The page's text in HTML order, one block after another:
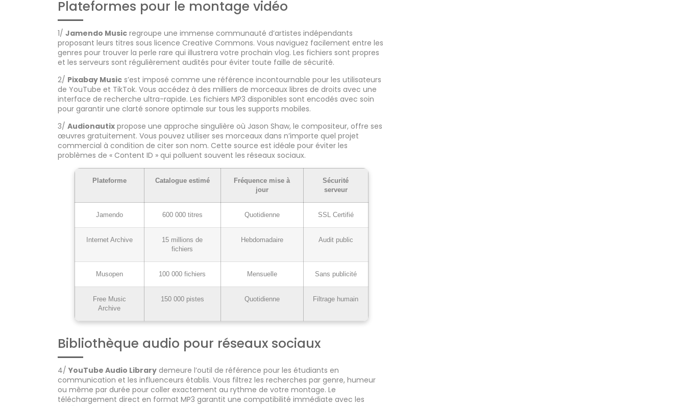
Plateformes pour le montage vidéo
1/Jamendo Music regroupe une immense communauté d’artistes indépendants
proposant leurs titres sous licence Creative Commons. Vous naviguez facilement entre les
genres pour trouver la perle rare qui illustrera votre prochain vlog. Les fichiers sont propres
et les serveurs sont régulièrement audités pour éviter toute faille de sécurité.
2/ Pixabay Music s’est imposé comme une référence incontournable pour les utilisateurs
de YouTube et TikTok. Vous accédez à des milliers de morceaux libres de droits avec une
interface de recherche ultra-rapide. Les fichiers MP3 disponibles sont encodés avec soin
pour garantir une clarté sonore optimale sur tous les supports mobiles.
3/Audionautix propose une approche singulière où Jason Shaw, le compositeur, offre ses
œuvres gratuitement. Vous pouvez utiliser ses morceaux dans n’importe quel projet
commercial à condition de citer son nom. Cette source est idéale pour éviter les
problèmes de « Content ID » qui polluent souvent les réseaux sociaux.
Plateforme Catalogue estimé
Fréquence mise à
jour
Sécurité
serveur
Jamendo 600 000 titres Quotidienne SSL Certifié
Internet Archive
15 millions de
fichiers
Hebdomadaire Audit public
Musopen 100 000 fichiers Mensuelle Sans publicité
Free Music
Archive
150 000 pistes Quotidienne Filtrage humain
Bibliothèque audio pour réseaux sociaux
4/YouTube Audio Library demeure l’outil de référence pour les étudiants en
communication et les influenceurs établis. Vous filtrez les recherches par genre, humeur
ou même par durée pour coller exactement au rythme de votre montage. Le
téléchargement direct en format MP3 garantit une compatibilité immédiate avec les